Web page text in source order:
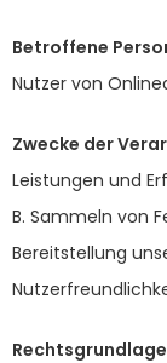
Betroffene
Nutzer von
Zwecke der
Leistungen und
B. Sammeln von
Bereitstellung